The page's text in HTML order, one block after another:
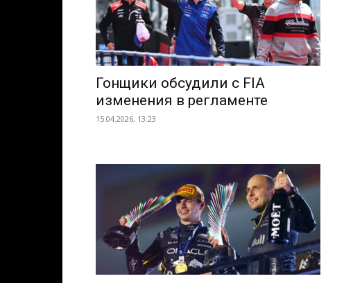
Гонщики обсудили с FIA
изменения в регламенте
15.04.2026, 13:23